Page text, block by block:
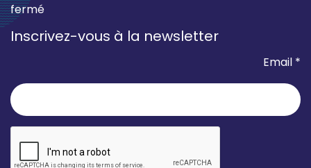
fermé
Inscrivez-vous à la newsletter
Email *